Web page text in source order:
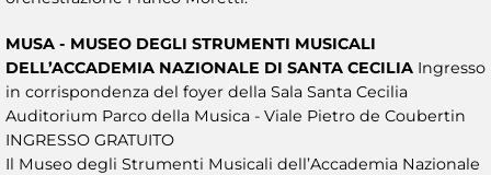
MUSA - MUSEO DEGLI STRUMENTI MUSICALI
DELL’ACCADEMIA NAZIONALE DI SANTA CECILIA Ingresso
in corrispondenza del foyer della Sala Santa Cecilia
Auditorium Parco della Musica - Viale Pietro de Coubertin
INGRESSO GRATUITO
Il Museo degli Strumenti Musicali dell’Accademia Nazionale